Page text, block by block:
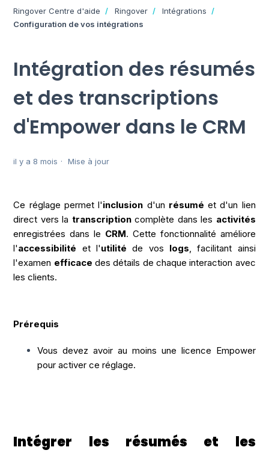
Ringover Centre d'aide Ringover
Intégrations
Configuration de vos intégrations
Intégration des résumés
et des transcriptions
d'Empower dans le CRM
il y a 8 mois Mise à jour
Ce réglage permet l'inclusion d'un résumé et d'un lien
direct vers la transcriptioncomplète dans les activités
enregistrées dans le CRM. Cette fonctionnalité améliore
l'accessibilité et l'utilité de vos logs, facilitant ainsi
l'examen efficace des détails de chaque interaction avec
les clients.
Prérequis
Vous devez avoir au moins une licence Empower
pour activer ce réglage.
Intégrer les résumés et les